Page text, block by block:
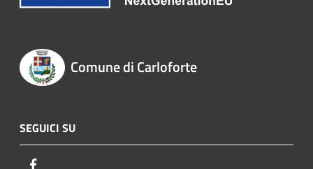
Comune di Carloforte
SEGUICI SU